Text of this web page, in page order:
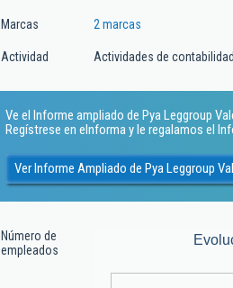
Marcas 2 marcas
Actividad Actividades de
Ve el Informe ampliado de Pya Leggroup
Regístrese en eInforma y le regalamos el
Ver Informe Ampliado de Pya Leggroup
Número de
empleados